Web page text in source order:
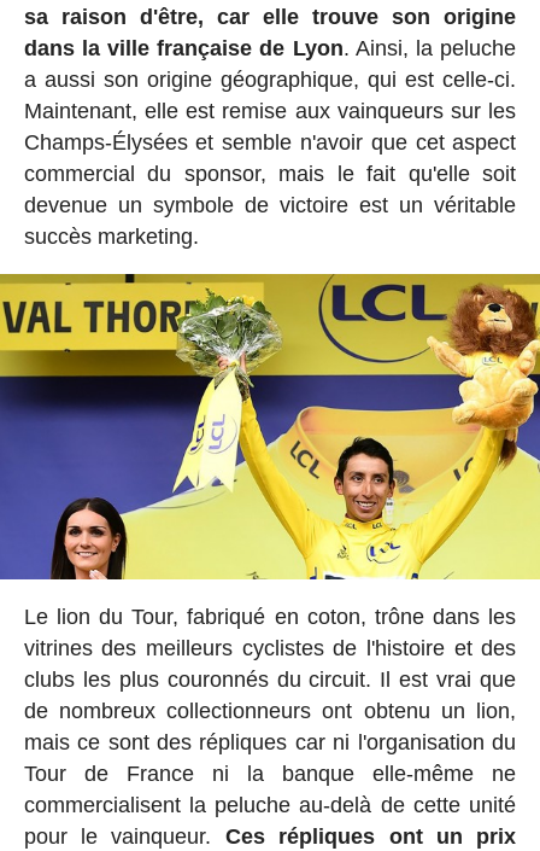
sa raison d'être, car elle trouve son origine
dans la ville française de Lyon. Ainsi, la peluche
a aussi son origine géographique, qui est celle-ci.
Maintenant, elle est remise aux vainqueurs sur les
Champs-Élysées et semble n'avoir que cet aspect
commercial du sponsor, mais le fait qu'elle soit
devenue un symbole de victoire est un véritable
succès marketing.
Le lion du Tour, fabriqué en coton, trône dans les
vitrines des meilleurs cyclistes de l'histoire et des
clubs les plus couronnés du circuit. Il est vrai que
de nombreux collectionneurs ont obtenu un lion,
mais ce sont des répliques car ni l'organisation du
Tour de France ni la banque elle-même ne
commercialisent la peluche au-delà de cette unité
pour le vainqueur. Ces répliques ont un prix